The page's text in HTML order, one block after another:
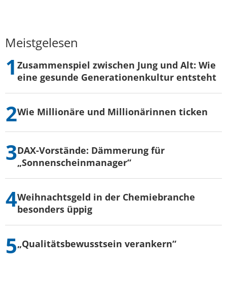
Meistgelesen
Zusammenspiel zwischen Jung und Alt: Wie
eine gesunde Generationenkultur entsteht
Wie Millionäre und Millionärinnen ticken
DAX-Vorstände: Dämmerung für
„Sonnenscheinmanager“
Weihnachtsgeld in der Chemiebranche
besonders üppig
„Qualitätsbewusstsein verankern“